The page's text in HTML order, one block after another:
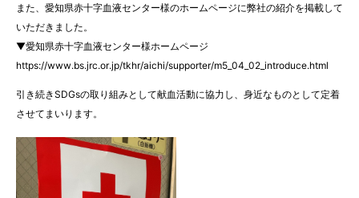
また、愛知県赤十字血液センター様のホームページに弊社の紹介を掲載して
いただきました。
▼愛知県赤十字血液センター様ホームページ
https://www.bs.jrc.or.jp/tkhr/aichi/supporter/m5_04_02_introduce.html
引き続きSDGsの取り組みとして献血活動に協力し、身近なものとして定着
させてまいります。